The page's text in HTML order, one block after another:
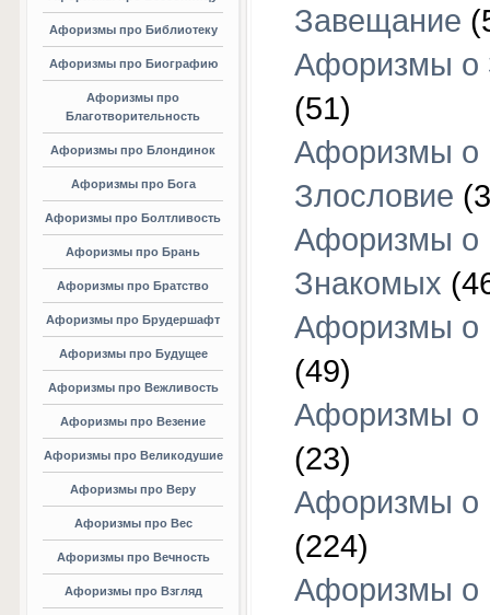
Афоризмы про Библиотеку
Афоризмы про Биографию
Афоризмы про
Благотворительность
Афоризмы про Блондинок
Афоризмы про Бога
Афоризмы про Болтливость
Афоризмы про Брань
Афоризмы про Братство
Афоризмы про Брудершафт
Афоризмы про Будущее
Афоризмы про Вежливость
Афоризмы про Везение
Афоризмы про Великодушие
Афоризмы про Веру
Афоризмы про Вес
Афоризмы про Вечность
Афоризмы про Взгляд
Завещание
Афоризмы о
(51)
Афоризмы о
Злословие
Афоризмы о
Знакомых
Афоризмы о
(49)
Афоризмы о
(23)
Афоризмы о
(224)
Афоризмы о